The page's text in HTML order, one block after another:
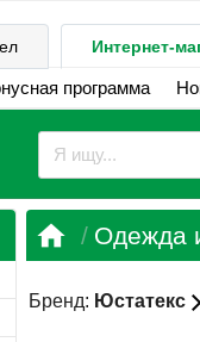
Интернет-
программа
 Одежда
Бренд: Юстатекс